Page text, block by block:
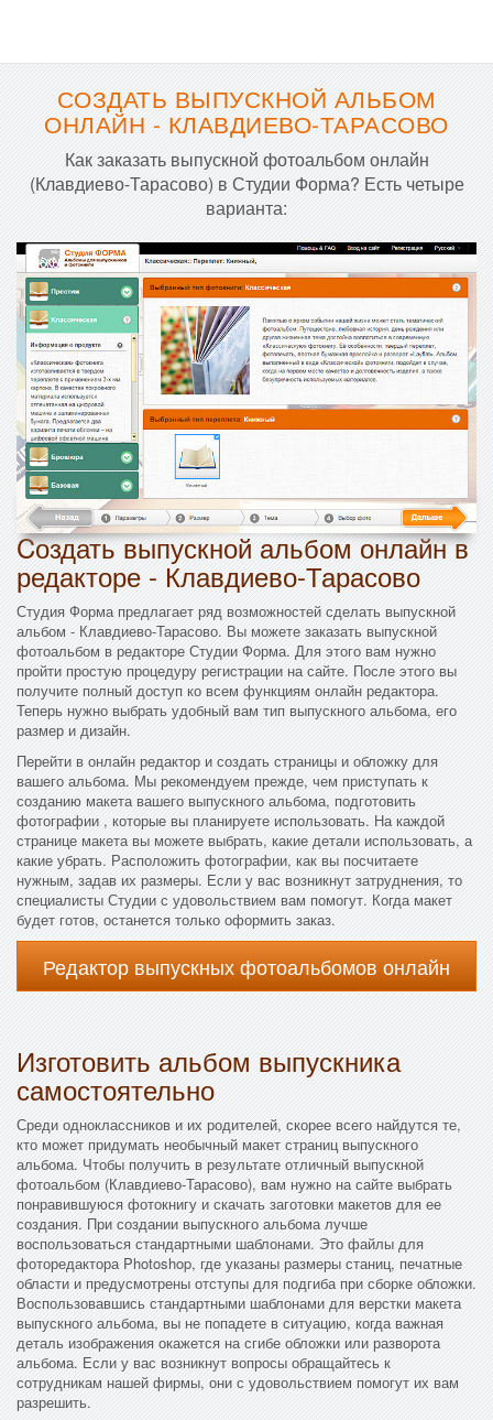
СОЗДАТЬ ВЫПУСКНОЙ АЛЬБОМ
ОНЛАЙН - КЛАВДИЕВО-ТАРАСОВО
Как заказать выпускной фотоальбом онлайн
(Клавдиево-Тарасово) в Студии Форма? Есть четыре
варианта:
Cоздать выпускной альбом онлайн в
редакторе - Клавдиево-Тарасово
Студия Форма предлагает ряд возможностей сделать выпускной
альбом - Клавдиево-Тарасово. Вы можете заказать выпускной
фотоальбом в редакторе Студии Форма. Для этого вам нужно
пройти простую процедуру регистрации на сайте. После этого вы
получите полный доступ ко всем функциям онлайн редактора.
Теперь нужно выбрать удобный вам тип выпускного альбома, его
размер и дизайн.
Перейти в онлайн редактор и создать страницы и обложку для
вашего альбома. Мы рекомендуем прежде, чем приступать к
созданию макета вашего выпускного альбома, подготовить
фотографии , которые вы планируете использовать. На каждой
странице макета вы можете выбрать, какие детали использовать, а
какие убрать. Расположить фотографии, как вы посчитаете
нужным, задав их размеры. Если у вас возникнут затруднения, то
специалисты Студии с удовольствием вам помогут. Когда макет
будет готов, останется только оформить заказ.
Редактор выпускных фотоальбомов онлайн
Изготовить альбом выпускника
самостоятельно
Среди одноклассников и их родителей, скорее всего найдутся те,
кто может придумать необычный макет страниц выпускного
альбома. Чтобы получить в результате отличный выпускной
фотоальбом (Клавдиево-Тарасово), вам нужно на сайте выбрать
понравившуюся фотокнигу и скачать заготовки макетов для ее
создания. При создании выпускного альбома лучше
воспользоваться стандартными шаблонами. Это файлы для
фоторедактора Photoshop, где указаны размеры станиц, печатные
области и предусмотрены отступы для подгиба при сборке обложки.
Воспользовавшись стандартными шаблонами для верстки макета
выпускного альбома, вы не попадете в ситуацию, когда важная
деталь изображения окажется на сгибе обложки или разворота
альбома. Если у вас возникнут вопросы обращайтесь к
сотрудникам нашей фирмы, они с удовольствием помогут их вам
разрешить.